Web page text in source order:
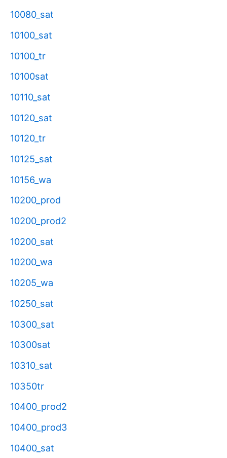
10080_sat
10100_sat
10100_tr
10100sat
10110_sat
10120_sat
10120_tr
10125_sat
10156_wa
10200_prod
10200_prod2
10200_sat
10200_wa
10205_wa
10250_sat
10300_sat
10300sat
10310_sat
10350tr
10400_prod2
10400_prod3
10400_sat